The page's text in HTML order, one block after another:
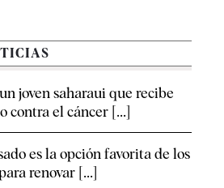
joven saharaui que recibe
contra el cáncer [...]
es la opción favorita de los
renovar [...]